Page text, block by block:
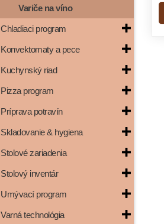
Variče na víno
Chladiaci program
Konvektomaty a pece
Kuchynský riad
Pizza program
Príprava potravín
Skladovanie & hygiena
Stolové zariadenia
Stolový inventár
Umývací program
Varná technológia